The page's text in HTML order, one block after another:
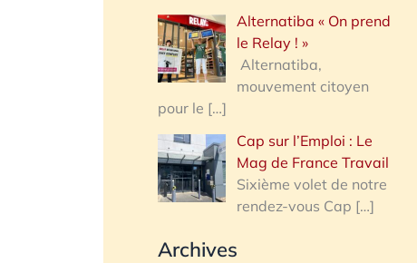
Alternatiba « On prend
le Relay ! »
Alternatiba,
mouvement citoyen
pour le […]
Cap sur l’Emploi : Le
Mag de France Travail
Sixième volet de notre
rendez-vous Cap […]
Archives